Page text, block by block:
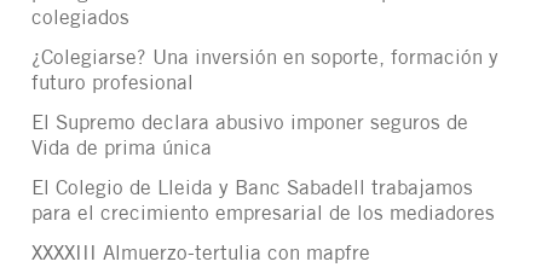
colegiados
¿Colegiarse? Una inversión en soporte, formación y
futuro profesional
El Supremo declara abusivo imponer seguros de
Vida de prima única
El Colegio de Lleida y Banc Sabadell trabajamos
para el crecimiento empresarial de los mediadores
XXXXIII Almuerzo-tertulia con mapfre